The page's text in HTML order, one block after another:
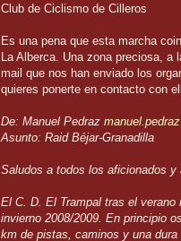
Club de Ciclismo de Cilleros
Es una pena que esta marcha
La Alberca. Una zona preciosa, a
mail que nos han enviado los
quieres ponerte en contacto con
De: Manuel Pedraz
Asunto: Raid Béjar-Granadilla
Saludos a todos los aficionados y
El C. D. El Trampal tras el
invierno 2008/2009. En principio
km de pistas, caminos y una